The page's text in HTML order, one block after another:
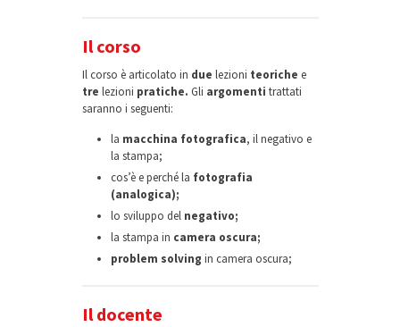
Il corso
Il corso è articolato in due lezioni teoriche e
tre lezioni pratiche. Gli argomenti trattati
saranno i seguenti:
la macchina fotografica, il negativo e
la stampa;
cos’è e perché la fotografia
(analogica);
lo sviluppo del negativo;
la stampa in camera oscura;
problem solving in camera oscura;
Il docente